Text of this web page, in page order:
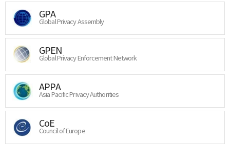
GPA
Global Privacy Assembly
GPEN
Global Privacy Enforcement Network
APPA
Asia Pacific Privacy Authorities
CoE
Council of Europe